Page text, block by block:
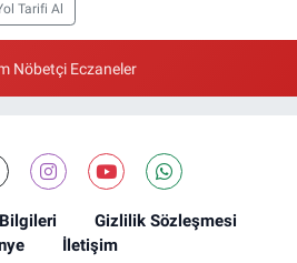
Tarifi Al
Nöbetçi Eczaneler
Gizlilik Sözleşmesi
İletişim